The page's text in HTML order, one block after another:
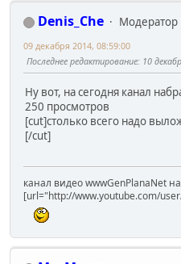
Denis_Che
Модератор
09 декабря 2014, 08:59:00
Последнее редактирование: 10
Ну вот, на сегодня канал
250 просмотров
[cut]столько всего надо
[/cut]
канал видео wwwGenPlanaNet на
[url="http://www.youtube.com/